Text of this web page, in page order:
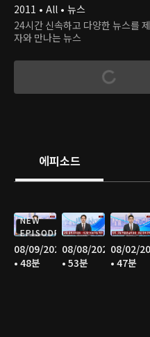
2011 • All • 뉴스
24시간 신속하고 다양한 뉴스를
자와 만나는 뉴스
에피소드
NEW
EPISODE
08/09/2026
• 48분
08/08/2026
• 53분
08/02/
• 47분